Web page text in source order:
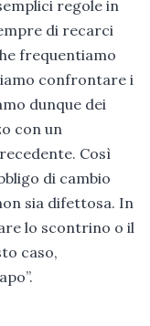
regole in
di recarci
frequentiamo
confrontare i
dunque dei
con un
Così
di cambio
sia difettosa. In
lo scontrino o il
caso,